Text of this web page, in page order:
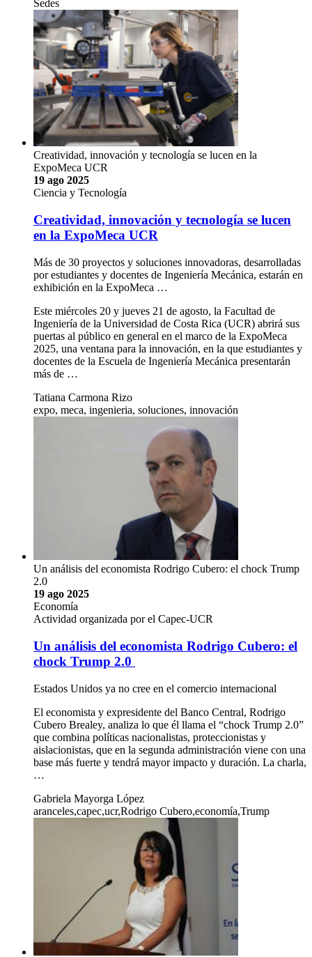
Sedes
Creatividad, innovación y tecnología se lucen en la
ExpoMeca UCR
19 ago 2025
Ciencia y Tecnología
Creatividad, innovación y tecnología se lucen
en la ExpoMeca UCR
Más de 30 proyectos y soluciones innovadoras, desarrolladas
por estudiantes y docentes de Ingeniería Mecánica, estarán en
exhibición en la ExpoMeca …
Este miércoles 20 y jueves 21 de agosto, la Facultad de
Ingeniería de la Universidad de Costa Rica (UCR) abrirá sus
puertas al público en general en el marco de la ExpoMeca
2025, una ventana para la innovación, en la que estudiantes y
docentes de la Escuela de Ingeniería Mecánica presentarán
más de …
Tatiana Carmona Rizo
expo, meca, ingenieria, soluciones, innovación
Un análisis del economista Rodrigo Cubero: el chock Trump
2.0
19 ago 2025
Economía
Actividad organizada por el Capec-UCR
Un análisis del economista Rodrigo Cubero: el
chock Trump 2.0
Estados Unidos ya no cree en el comercio internacional
El economista y expresidente del Banco Central, Rodrigo
Cubero Brealey, analiza lo que él llama el “chock Trump 2.0”
que combina políticas nacionalistas, proteccionistas y
aislacionistas, que en la segunda administración viene con una
base más fuerte y tendrá mayor impacto y duración. La charla,
…
Gabriela Mayorga López
aranceles,capec,ucr,Rodrigo Cubero,economía,Trump